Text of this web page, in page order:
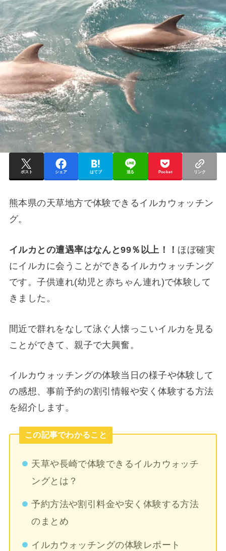
ポスト シェア はてブ 送る Pocket リンク
熊本県の天草地方で体験できるイルカウォッチン
グ。
イルカとの遭遇率はなんと99％以上！！ ほぼ確実
にイルカに会うことができるイルカウォッチング
です。子供連れ(幼児と赤ちゃん連れ)で体験して
きました。
間近で群れをなして泳ぐ人懐っこいイルカを見る
ことができて、親子で大興奮。
イルカウォッチングの体験当日の様子や体験して
の感想、事前予約の割引情報や安く体験する方法
を紹介します。
この記事でわかること
天草や長崎で体験できるイルカウォッチ
ングとは？
予約方法や割引料金や安く体験する方法
のまとめ
イルカウォッチングの体験レポート